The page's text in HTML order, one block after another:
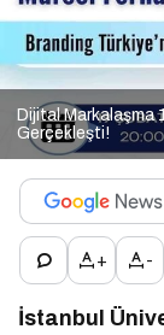
Dijital Markalaşma
Gerçekleşti!
+ -
İstanbul